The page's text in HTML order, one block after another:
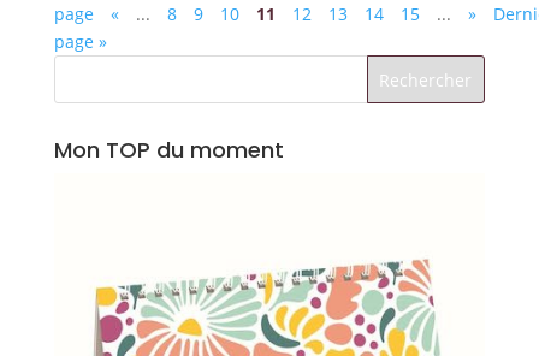
page
« ... 8 9 10 11 12 13 14 15 ... »
page »
Mon TOP du moment